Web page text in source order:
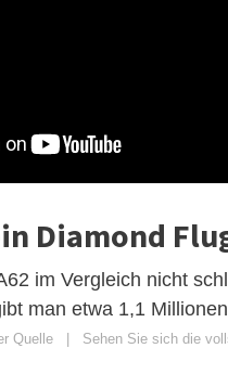
Diamond
im Vergleich nicht
man etwa 1,1
Quelle | Sehen Sie sich die